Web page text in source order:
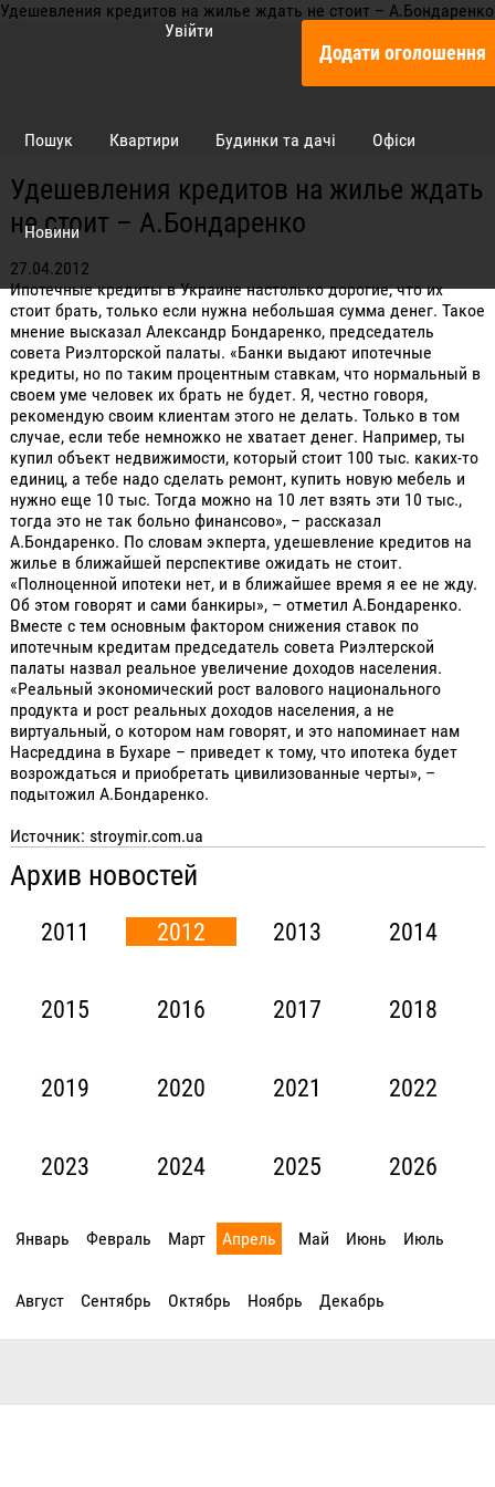
Удешевления кредитов на жилье ждать не стоит – А.Бондаренко
Пошук Квартири Будинки та дачі Офіси
Новини
Увійти
Додати оголошення
Удешевления кредитов на жилье ждать
не стоит – А.Бондаренко
27.04.2012
Ипотечные кредиты в Украине настолько дорогие, что их
стоит брать, только если нужна небольшая сумма денег. Такое
мнение высказал Александр Бондаренко, председатель
совета Риэлторской палаты. «Банки выдают ипотечные
кредиты, но по таким процентным ставкам, что нормальный в
своем уме человек их брать не будет. Я, честно говоря,
рекомендую своим клиентам этого не делать. Только в том
случае, если тебе немножко не хватает денег. Например, ты
купил объект недвижимости, который стоит 100 тыс. каких-то
единиц, а тебе надо сделать ремонт, купить новую мебель и
нужно еще 10 тыс. Тогда можно на 10 лет взять эти 10 тыс.,
тогда это не так больно финансово», – рассказал
А.Бондаренко. По словам экперта, удешевление кредитов на
жилье в ближайшей перспективе ожидать не стоит.
«Полноценной ипотеки нет, и в ближайшее время я ее не жду.
Об этом говорят и сами банкиры», – отметил А.Бондаренко.
Вместе с тем основным фактором снижения ставок по
ипотечным кредитам председатель совета Риэлтерской
палаты назвал реальное увеличение доходов населения.
«Реальный экономический рост валового национального
продукта и рост реальных доходов населения, а не
виртуальный, о котором нам говорят, и это напоминает нам
Насреддина в Бухаре – приведет к тому, что ипотека будет
возрождаться и приобретать цивилизованные черты», –
подытожил А.Бондаренко.
Источник: stroymir.com.ua
Архив новостей
2011 2012 2013 2014
2015 2016 2017 2018
2019 2020 2021 2022
2023 2024 2025 2026
Январь Февраль Март Апрель Май Июнь Июль
Август Сентябрь Октябрь Ноябрь Декабрь